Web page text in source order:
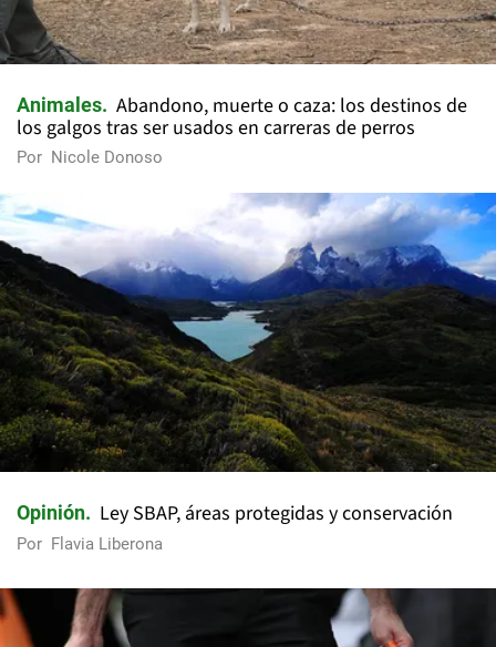
Animales
Abandono, muerte o caza: los destinos de
los galgos tras ser usados en carreras de perros
Por Nicole Donoso
Opinión Ley SBAP, áreas protegidas y conservación
Por Flavia Liberona